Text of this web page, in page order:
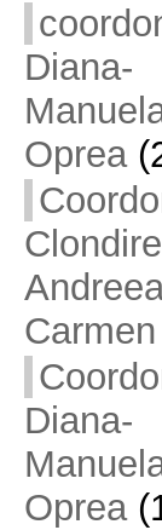
Diana-
Oprea
Carmen
Diana-
Oprea